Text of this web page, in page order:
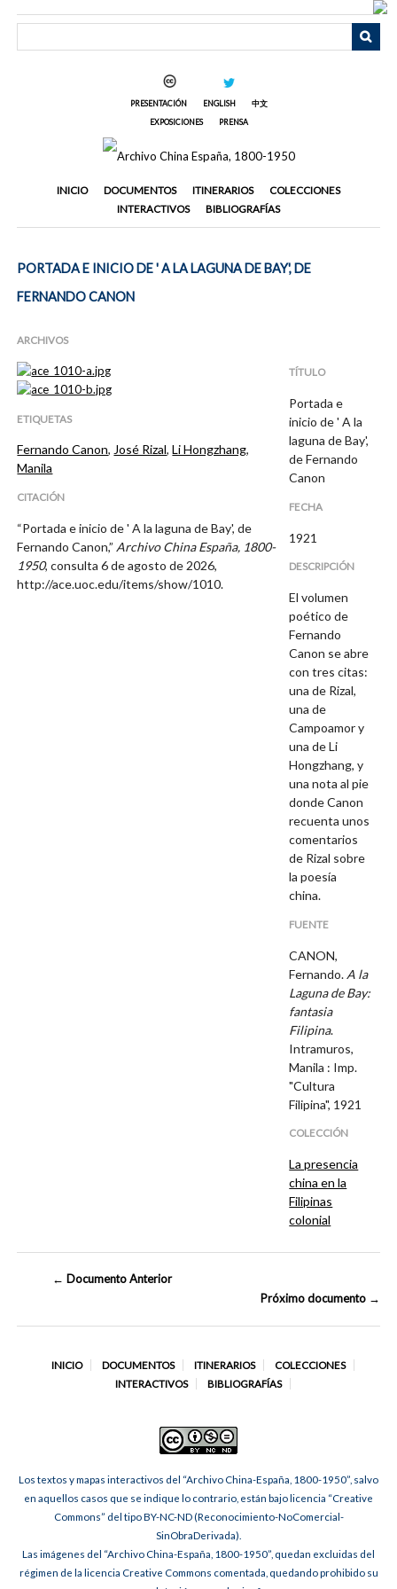
PRESENTACIÓN ENGLISH
中文
EXPOSICIONES
PRENSA
INICIO DOCUMENTOS ITINERARIOS
COLECCIONES
INTERACTIVOS
BIBLIOGRAFÍAS
PORTADA E INICIO DE ' A LA LAGUNA DE BAY', DE
FERNANDO CANON
ARCHIVOS
ETIQUETAS
Fernando Canon,José Rizal,Li Hongzhang,
Manila
CITACIÓN
“Portada e inicio de ' A la laguna de Bay', de
Fernando Canon,” Archivo China España, 1800-
1950, consulta 6 de agosto de 2026,
http://ace.uoc.edu/items/show/1010.
TÍTULO
Portada e
inicio de ' A la
laguna de Bay',
de Fernando
Canon
FECHA
1921
DESCRIPCIÓN
El volumen
poético de
Fernando
Canon se abre
con tres citas:
una de Rizal,
una de
Campoamor y
una de Li
Hongzhang, y
una nota al pie
donde Canon
recuenta unos
comentarios
de Rizal sobre
la poesía
china.
FUENTE
CANON,
Fernando. A la
Laguna de Bay:
fantasia
Filipina.
Intramuros,
Manila : Imp.
"Cultura
Filipina", 1921
COLECCIÓN
La presencia
china en la
Filipinas
colonial
← Documento Anterior
Próximo documento →
INICIO DOCUMENTOS ITINERARIOS
COLECCIONES
INTERACTIVOS
BIBLIOGRAFÍAS
Los textos y mapas interactivos del “Archivo China-España, 1800-1950”, salvo
en aquellos casos que se indique lo contrario, están bajo licencia “Creative
Commons” del tipo BY-NC-ND (Reconocimiento-NoComercial-
SinObraDerivada).
Las imágenes del “Archivo China-España, 1800-1950”, quedan excluidas del
régimen de la licencia Creative Commons comentada, quedando prohibido su